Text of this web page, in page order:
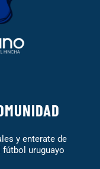
y enterate de
uruguayo